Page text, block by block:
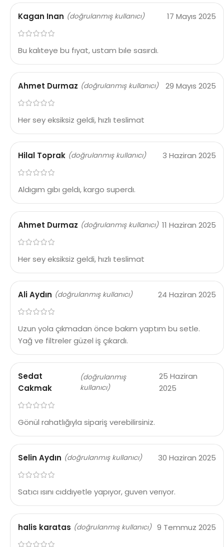
Kagan Inan (doğrulanmış kullanıcı) 17 Mayıs 2025
Bu kalıteye bu fıyat, ustam bıle sasırdı.
Ahmet Durmaz (doğrulanmış kullanıcı) 29 Mayıs 2025
Her sey eksiksiz geldi, hızlı teslimat
Hilal Toprak (doğrulanmış kullanıcı) 3 Haziran 2025
Aldıgım gıbı geldı, kargo superdı.
Ahmet Durmaz (doğrulanmış kullanıcı) 11 Haziran 2025
Her sey eksiksiz geldi, hızlı teslimat
Ali Aydın (doğrulanmış kullanıcı) 24 Haziran 2025
Uzun yola çıkmadan önce bakım yaptım bu setle.
Yağ ve filtreler güzel iş çıkardı.
Sedat
Cakmak
(doğrulanmış
kullanıcı)
25 Haziran
2025
Gönül rahatlığıyla sipariş verebilirsiniz.
Selin Aydın (doğrulanmış kullanıcı) 30 Haziran 2025
Satıcı ısını cıddıyetle yapıyor, guven verıyor.
halis karatas (doğrulanmış kullanıcı) 9 Temmuz 2025